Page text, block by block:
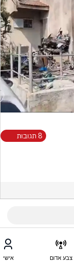
8 תגובות
צבע אדום אישי